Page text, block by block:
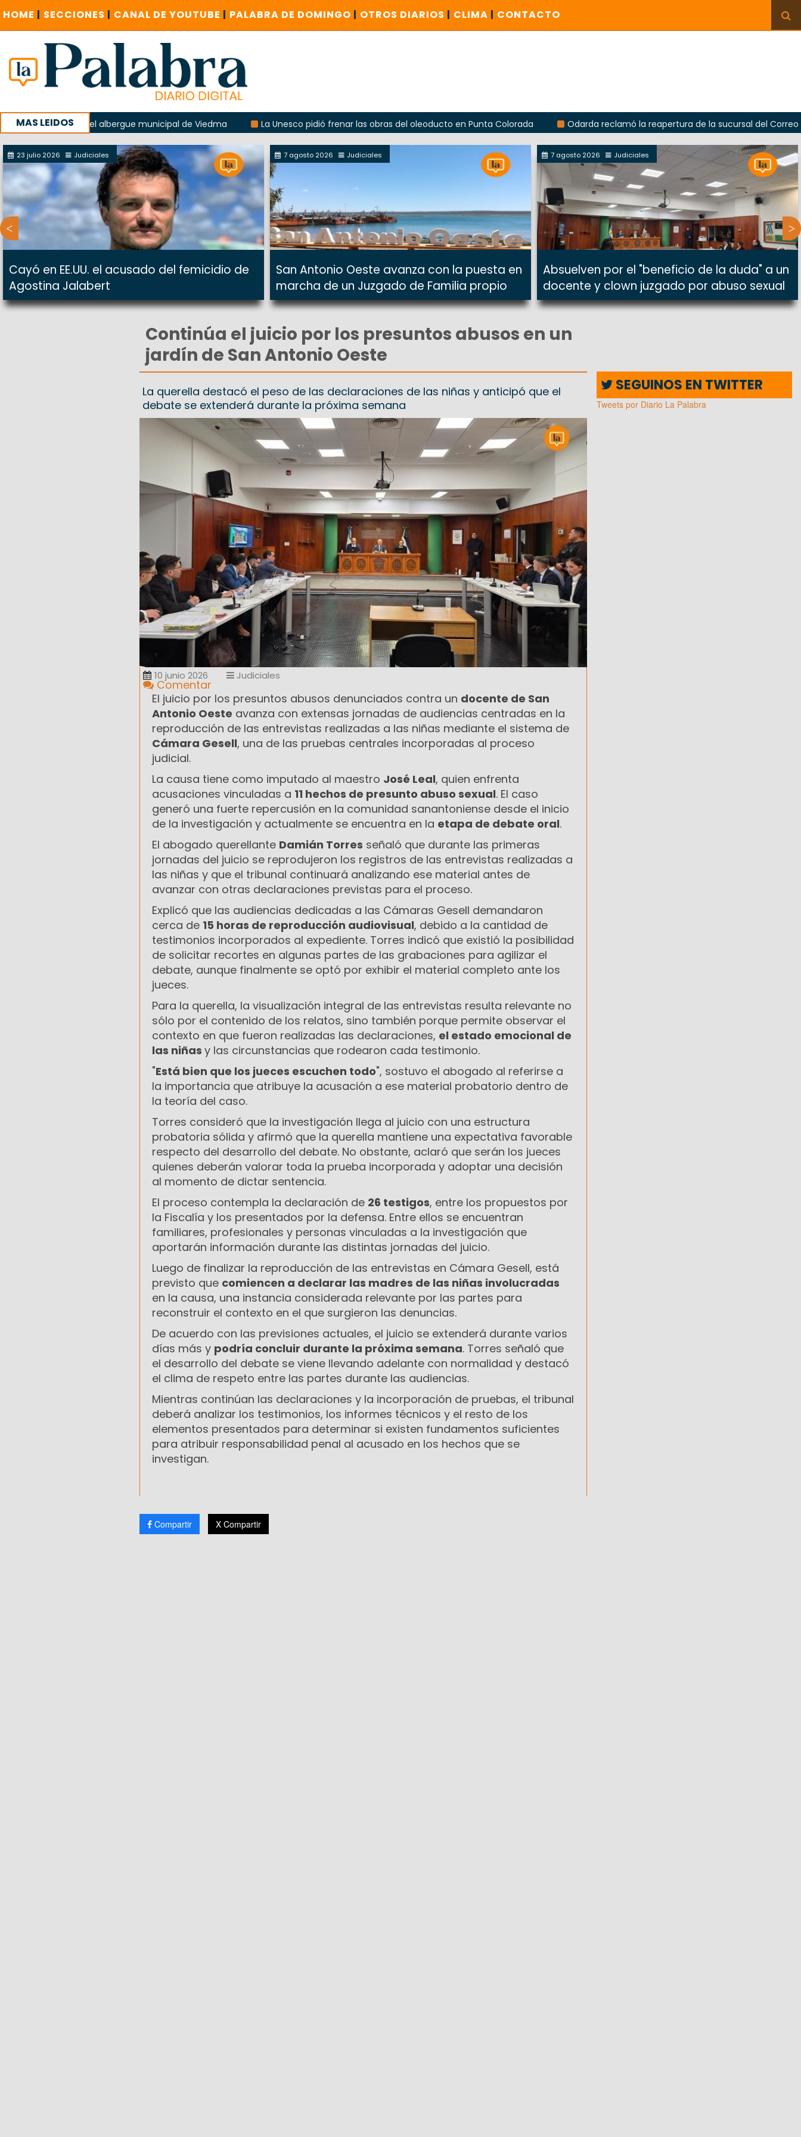
HOME | SECCIONES | CANAL DE YOUTUBE | PALABRA DE DOMINGO | OTROS DIARIOS | CLIMA | CONTACTO
MAS LEIDOS
del albergue municipal de Viedma La Unesco pidió frenar las obras del oleoducto en Punta Colorada
Odarda reclamó la reapertura de la sucursal del Correo Argentino
con un encuentro provincial en Roca
23 julio 2026 Judiciales
Cayó en EE.UU. el acusado del femicidio de
Agostina Jalabert
7 agosto 2026 Judiciales
San Antonio Oeste avanza con la puesta en
marcha de un Juzgado de Familia propio
7 agosto 2026 Judiciales
Absuelven por el "beneficio de la duda" a un
docente y clown juzgado por abuso sexual
Continúa el juicio por los presuntos abusos en un
jardín de San Antonio Oeste
La querella destacó el peso de las declaraciones de las niñas y anticipó que el
debate se extenderá durante la próxima semana
10 junio 2026 Judiciales
Comentar
El juicio por los presuntos abusos denunciados contra un docente de San
Antonio Oeste avanza con extensas jornadas de audiencias centradas en la
reproducción de las entrevistas realizadas a las niñas mediante el sistema de
Cámara Gesell, una de las pruebas centrales incorporadas al proceso
judicial.
La causa tiene como imputado al maestro José Leal, quien enfrenta
acusaciones vinculadas a 11 hechos de presunto abuso sexual. El caso
generó una fuerte repercusión en la comunidad sanantoniense desde el inicio
de la investigación y actualmente se encuentra en la etapa de debate oral.
El abogado querellante Damián Torres señaló que durante las primeras
jornadas del juicio se reprodujeron los registros de las entrevistas realizadas a
las niñas y que el tribunal continuará analizando ese material antes de
avanzar con otras declaraciones previstas para el proceso.
Explicó que las audiencias dedicadas a las Cámaras Gesell demandaron
cerca de 15 horas de reproducción audiovisual, debido a la cantidad de
testimonios incorporados al expediente. Torres indicó que existió la posibilidad
de solicitar recortes en algunas partes de las grabaciones para agilizar el
debate, aunque finalmente se optó por exhibir el material completo ante los
jueces.
Para la querella, la visualización integral de las entrevistas resulta relevante no
sólo por el contenido de los relatos, sino también porque permite observar el
contexto en que fueron realizadas las declaraciones, el estado emocional de
las niñas y las circunstancias que rodearon cada testimonio.
"Está bien que los jueces escuchen todo", sostuvo el abogado al referirse a
la importancia que atribuye la acusación a ese material probatorio dentro de
la teoría del caso.
Torres consideró que la investigación llega al juicio con una estructura
probatoria sólida y afirmó que la querella mantiene una expectativa favorable
respecto del desarrollo del debate. No obstante, aclaró que serán los jueces
quienes deberán valorar toda la prueba incorporada y adoptar una decisión
al momento de dictar sentencia.
El proceso contempla la declaración de 26 testigos, entre los propuestos por
la Fiscalía y los presentados por la defensa. Entre ellos se encuentran
familiares, profesionales y personas vinculadas a la investigación que
aportarán información durante las distintas jornadas del juicio.
Luego de finalizar la reproducción de las entrevistas en Cámara Gesell, está
previsto que comiencen a declarar las madres de las niñas involucradas
en la causa, una instancia considerada relevante por las partes para
reconstruir el contexto en el que surgieron las denuncias.
De acuerdo con las previsiones actuales, el juicio se extenderá durante varios
días más y podría concluir durante la próxima semana. Torres señaló que
el desarrollo del debate se viene llevando adelante con normalidad y destacó
el clima de respeto entre las partes durante las audiencias.
Mientras continúan las declaraciones y la incorporación de pruebas, el tribunal
deberá analizar los testimonios, los informes técnicos y el resto de los
elementos presentados para determinar si existen fundamentos suficientes
para atribuir responsabilidad penal al acusado en los hechos que se
investigan.
Compartir X Compartir
SEGUINOS EN TWITTER
Tweets por Diario La Palabra